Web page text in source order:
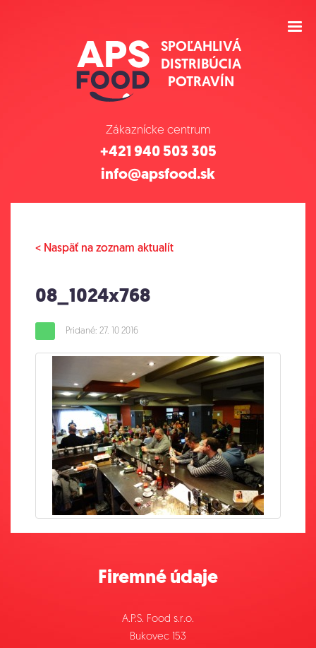
SPOĽAHLIVÁ
DISTRIBÚCIA
POTRAVÍN
Zákaznícke centrum
+421 940 503 305
info@apsfood.sk
< Naspäť na zoznam aktualít
08_1024x768
Pridané: 27. 10 2016
Firemné údaje
A.P.S. Food s.r.o.
Bukovec 153